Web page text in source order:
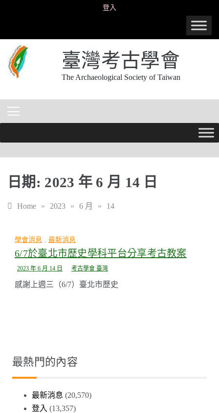
登入
臺灣考古學會
The Archaeological Society of Taiwan
日期: 2023 年 6 月 14 日
Home » 2023 » 6 月 » 14
學會消息 最新消息
6/7於臺北市歷史學科平台分享考古教案
2023 年 6 月 14 日 考古學會 臺灣
感謝上週三（6/7）臺北市歷史
最熱門的內容
最新消息 (20,570)
登入 (13,357)